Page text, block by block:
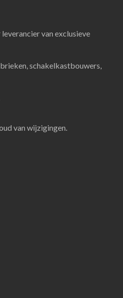
van exclusieve
schakelkastbouwers,
van wijzigingen.